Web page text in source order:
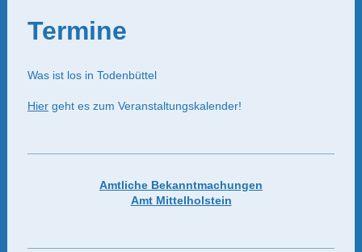
Termine
Was ist los in Todenbüttel
Hiergeht es zum Veranstaltungskalender!
Amtliche Bekanntmachungen
Amt Mittelholstein